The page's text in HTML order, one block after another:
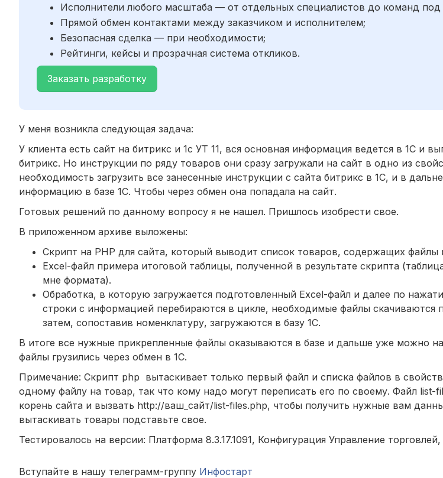
Исполнители любого масштаба — от отдельных специалистов до команд под
Прямой обмен контактами между заказчиком и исполнителем;
Безопасная сделка — при необходимости;
Рейтинги, кейсы и прозрачная система откликов.
Заказать разработку
У меня возникла следующая задача:
У клиента есть сайт на битрикс и 1с УТ 11, вся основная информация ведется в 1С и
битрикс. Но инструкции по ряду товаров они сразу загружали на сайт в одно из
необходимость загрузить все занесенные инструкции с сайта битрикс в 1С, и в
информацию в базе 1С. Чтобы через обмен она попадала на сайт.
Готовых решений по данному вопросу я не нашел. Пришлось изобрести свое.
В приложенном архиве выложены:
Скрипт на PHP для сайта, который выводит список товаров, содержащих
Excel-файл примера итоговой таблицы, полученной в результате скрипта
мне формата).
Обработка, в которую загружается подготовленный Excel-файл и далее по
строки с информацией перебираются в цикле, необходимые файлы скачиваются
затем, сопоставив номенклатуру, загружаются в базу 1С.
В итоге все нужные прикрепленные файлы оказываются в базе и дальше уже можно
файлы грузились через обмен в 1С.
Примечание: Скрипт php вытаскивает только первый файл и списка файлов в
одному файлу на товар, так что кому надо могут переписать его по своему. Файл list-
корень сайта и вызвать http://ваш_сайт/list-files.php, чтобы получить нужные вам
вытаскивать товары подставьте свое.
Тестировалось на версии: Платформа 8.3.17.1091, Конфигурация Управление торговлей,
Вступайте в нашу телеграмм-группу Инфостарт